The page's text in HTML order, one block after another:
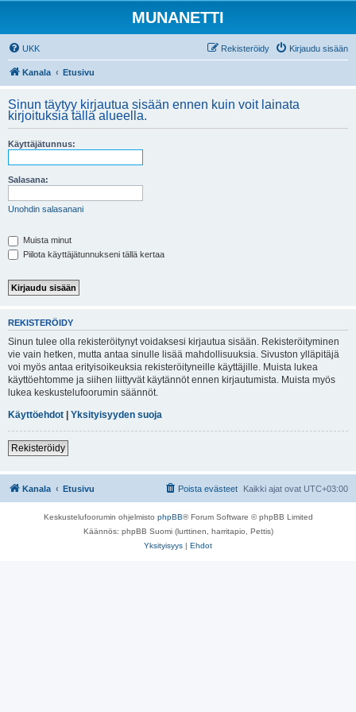
MUNANETTI
UKK Kirjaudu sisään
Rekisteröidy
Kanala Etusivu
Sinun täytyy kirjautua sisään ennen kuin voit lainata
kirjoituksia tällä alueella.
Käyttäjätunnus:
Salasana:
Unohdin salasanani
Muista minut
Piilota käyttäjätunnukseni tällä kertaa
REKISTERÖIDY
Sinun tulee olla rekisteröitynyt voidaksesi kirjautua sisään. Rekisteröityminen
vie vain hetken, mutta antaa sinulle lisää mahdollisuuksia. Sivuston ylläpitäjä
voi myös antaa erityisoikeuksia rekisteröityneille käyttäjille. Muista lukea
käyttöehtomme ja siihen liittyvät käytännöt ennen kirjautumista. Muista myös
lukea keskustelufoorumin säännöt.
Käyttöehdot | Yksityisyyden suoja
Rekisteröidy
Kanala Etusivu Kaikki ajat ovat UTC+03:00
Poista evästeet
Keskustelufoorumin ohjelmisto phpBB® Forum Software © phpBB Limited
Käännös: phpBB Suomi (lurttinen, harritapio, Pettis)
Yksityisyys | Ehdot